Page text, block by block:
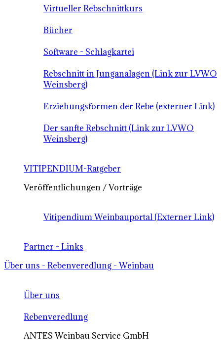
Virtueller Rebschnittkurs
Bücher
Software - Schlagkartei
Rebschnitt in Junganalagen (Link zur LVWO
Weinsberg)
Erziehungsformen der Rebe (externer Link)
Der sanfte Rebschnitt (Link zur LVWO
Weinsberg)
VITIPENDIUM-Ratgeber
Veröffentlichungen / Vorträge
Vitipendium Weinbauportal (Externer Link)
Partner - Links
Über uns - Rebenveredlung - Weinbau
Über uns
Rebenveredlung
ANTES Weinbau Service GmbH